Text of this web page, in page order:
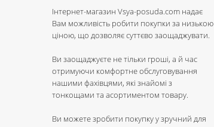
Інтернет-магазин Vsya-posuda.com надає
Вам можливість робити покупки за низькою
ціною, що дозволяє суттєво заощаджувати.
Ви заощаджуєте не тільки гроші, а й час
отримуючи комфортне обслуговування
нашими фахівцями, які знайомі з
тонкощами та асортиментом товару.
Ви можете зробити покупку у зручний для